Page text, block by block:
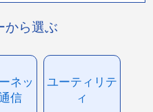
から選ぶ
ネッ
信
ユーティリテ
ィ